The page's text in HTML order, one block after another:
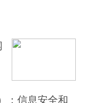
：信息安全和